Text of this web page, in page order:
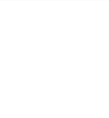
Gebürsteter Stahl